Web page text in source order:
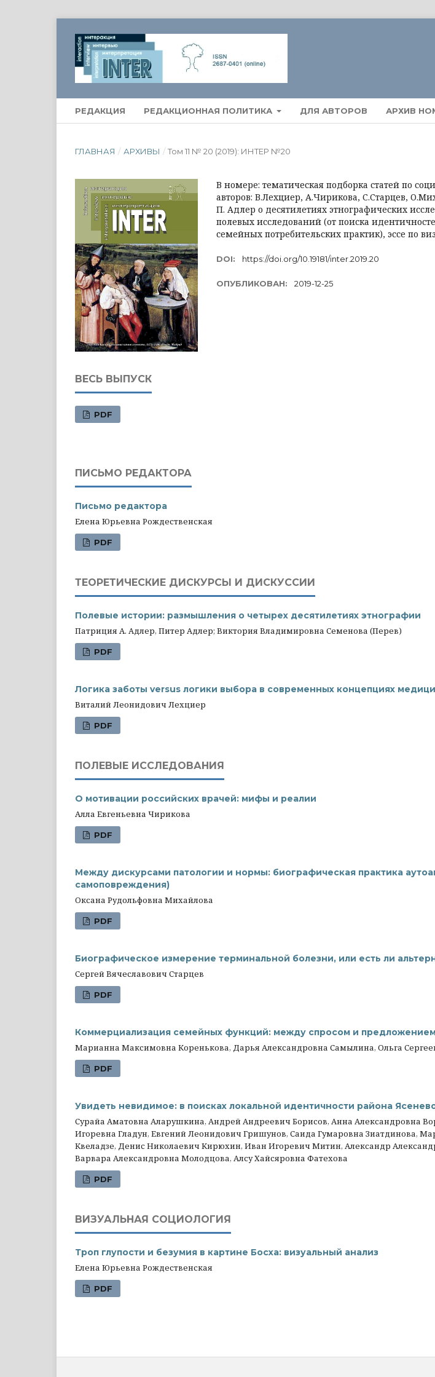
РЕДАКЦИЯ РЕДАКЦИОННАЯ ПОЛИТИКА ДЛЯ АВТОРОВ АРХИВ
ГЛАВНАЯ / АРХИВЫ / Том 11 № 20 (2019): ИНТЕР №20
В номере: тематическая подборка статей по
авторов: В.Лехциер, А.Чирикова, С.Старцев,
П. Адлер о десятилетиях этнографических
полевых исследований (от поиска
семейных потребительских практик), эссе по
DOI: https://doi.org/10.19181/inter.2019.20
ОПУБЛИКОВАН: 2019-12-25
ВЕСЬ ВЫПУСК
PDF
ПИСЬМО РЕДАКТОРА
Письмо редактора
Елена Юрьевна Рождественская
PDF
ТЕОРЕТИЧЕСКИЕ ДИСКУРСЫ И ДИСКУССИИ
Полевые истории: размышления о четырех десятилетиях этнографии
Патриция A. Адлер, Питер Адлер; Виктория Владимировна Семенова (Перев)
PDF
Логика заботы versus логики выбора в современных концепциях
Виталий Леонидович Лехциер
PDF
ПОЛЕВЫЕ ИССЛЕДОВАНИЯ
О мотивации российских врачей: мифы и реалии
Алла Евгеньевна Чирикова
PDF
Между дискурсами патологии и нормы: биографическая практика
самоповреждения)
Оксана Рудольфовна Михайлова
PDF
Биографическое измерение терминальной болезни, или есть ли
Сергей Вячеславович Старцев
PDF
Коммерциализация семейных функций: между спросом и
Марианна Максимовна Коренькова, Дарья Александровна Самылина, Ольга
PDF
Увидеть невидимое: в поисках локальной идентичности района
Сурайа Аматовна Аларушкина, Андрей Андреевич Борисов, Анна Александровна
Игоревна Гладун, Евгений Леонидович Гришунов, Саида Гумаровна Зиатдинова,
Квеладзе, Денис Николаевич Кирюхин, Иван Игоревич Митин, Александр
Варвара Александровна Молодцова, Алсу Хайсяровна Фатехова
PDF
ВИЗУАЛЬНАЯ СОЦИОЛОГИЯ
Троп глупости и безумия в картине Босха: визуальный анализ
Елена Юрьевна Рождественская
PDF